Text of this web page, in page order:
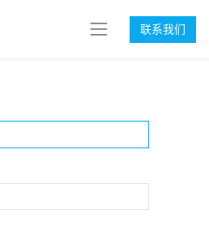
联系我们